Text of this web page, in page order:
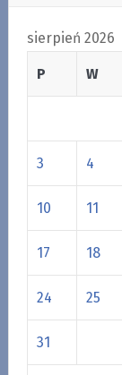
sierpień 2026
P W
3 4
10 11
17 18
24 25
31